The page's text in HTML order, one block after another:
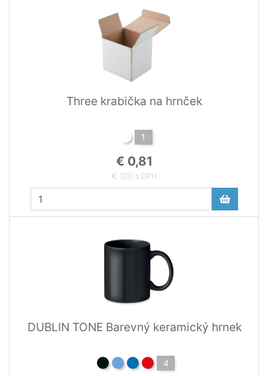
Three krabička na hrnček
1
€ 0,81
€ 1,00 s DPH
DUBLIN TONE Barevný keramický hrnek
4